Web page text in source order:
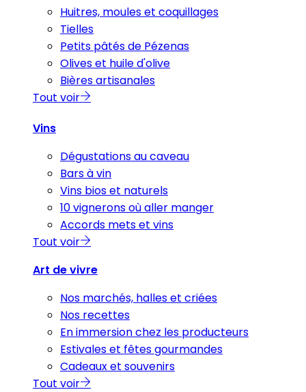
Huitres, moules et coquillages
Tielles
Petits pâtés de Pézenas
Olives et huile d'olive
Bières artisanales
Tout voir
Vins
Dégustations au caveau
Bars à vin
Vins bios et naturels
10 vignerons où aller manger
Accords mets et vins
Tout voir
Art de vivre
Nos marchés, halles et criées
Nos recettes
En immersion chez les producteurs
Estivales et fêtes gourmandes
Cadeaux et souvenirs
Tout voir